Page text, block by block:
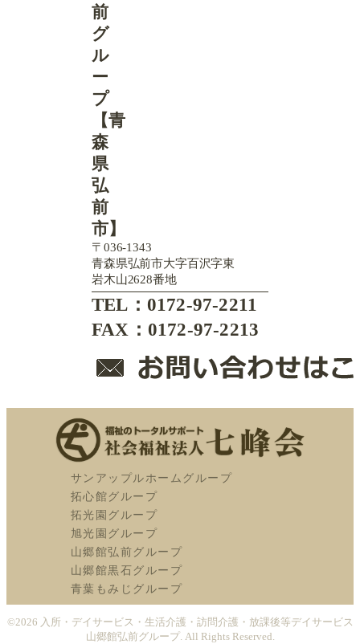
〒036-1343
青森県弘前市大字百沢字東
岩木山2628番地
TEL：0172-97-2211
FAX：0172-97-2213
サンアップルホームグループ
拓心館グループ
拓光園グループ
旭光園グループ
山郷館弘前グループ
山郷館黒石グループ
青葉もみじグループ
©2026 入所・デイサービス・生活介護・訪問介護・放課後等デイサービス
山郷館弘前グループ. All Rights Reserved.